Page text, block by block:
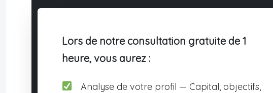
Lors de notre consultation gratuite de 1
heure, vous aurez :
Analyse de votre profil — Capital, objectifs,